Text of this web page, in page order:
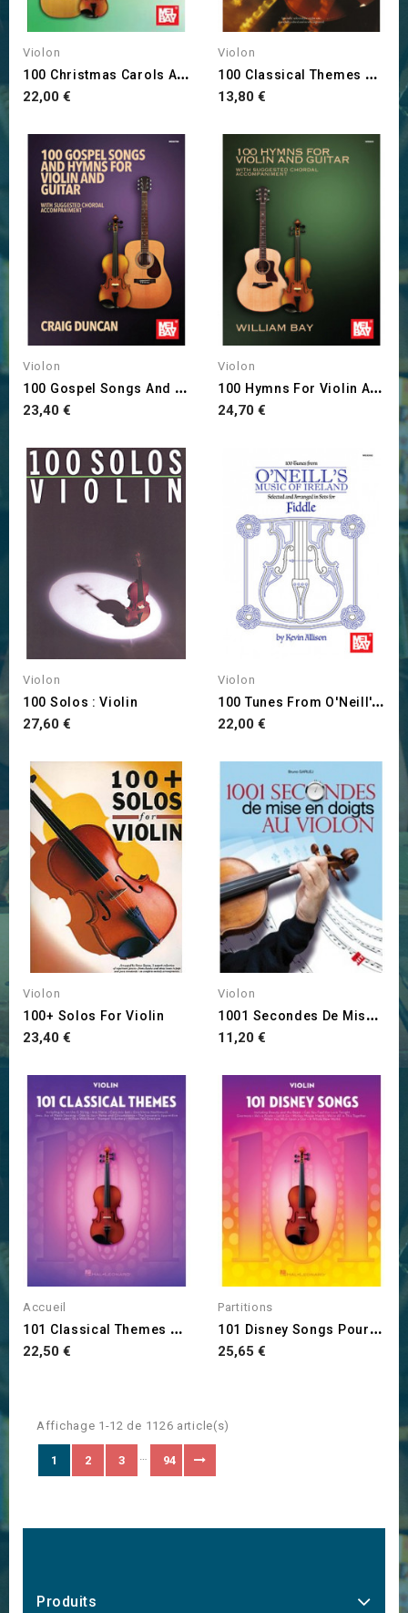
Violon
1
00 Christmas Carols And Hymns
Prix
22,00 €
Violon
1
00 Classical Themes For...
Prix
13,80 €
Violon
1
00 Gospel Songs And Hymns...
Prix
23,40 €
Violon
1
00 Hymns For Violin And...
Prix
24,70 €
Violon
100 Solos : Violin
Prix
27,60 €
Violon
1
00 Tunes From O'Neill's...
Prix
22,00 €
Violon
100+ Solos For Violin
Prix
23,40 €
Violon
1
001 Secondes De Mise En...
Prix
11,20 €
Accueil
1
01 Classical Themes For...
Prix
22,50 €
Partitions
1
01 Disney Songs Pour Violon
Prix
25,65 €
Affichage 1-12 de 1126 article(s)
1 2 3 94
Produits